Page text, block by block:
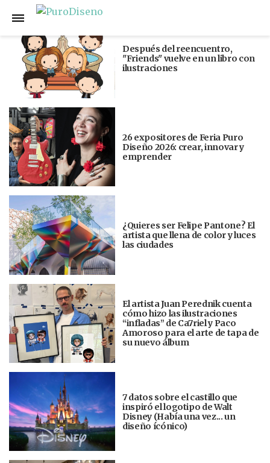
Anterior
Después del reencuentro,
"Friends" vuelve en un libro con
ilustraciones
26 expositores de Feria Puro
Diseño 2026: crear, innovar y
emprender
¿Quieres ser Felipe Pantone? El
artista que llena de color y luces
las ciudades
El artista Juan Perednik cuenta
cómo hizo las ilustraciones
“infladas” de Ca7riel y Paco
Amoroso para el arte de tapa de
su nuevo álbum
7 datos sobre el castillo que
inspiró el logotipo de Walt
Disney (Había una vez... un
diseño ícónico)
Siguiente